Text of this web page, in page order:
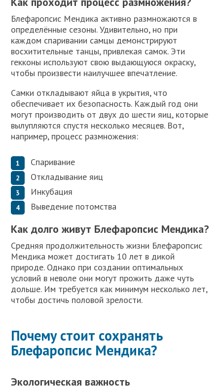
Блефаропсис Мендика активно размножаются в
определённые сезоны. Удивительно, но при
каждом спаривании самцы демонстрируют
восхитительные танцы, привлекая самок. Эти
гекконы используют свою выдающуюся окраску,
чтобы произвести наилучшее впечатление.
Самки откладывают яйца в укрытия, что
обеспечивает их безопасность. Каждый год они
могут производить от двух до шести яиц, которые
вылупляются спустя несколько месяцев. Вот,
например, процесс размножения:
Спаривание
Откладывание яиц
Инкубация
Выведение потомства
Как долго живут Блефаропсис Мендика?
Средняя продолжительность жизни Блефаропсис
Мендика может достигать 10 лет в дикой
природе. Однако при создании оптимальных
условий в неволе они могут прожить даже чуть
дольше. Им требуется как минимум несколько лет,
чтобы достичь половой зрелости.
Почему стоит сохранять
Блефаропсис Мендика?
Экологическая важность